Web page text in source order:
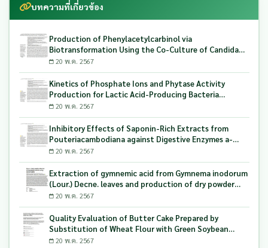
บทความที่เกี่ยวข้อง
Production of Phenylacetylcarbinol via
Biotransformation Using the Co-Culture of Candida
tropicalis TISTR 5306 and Saccharomyces cerevisiae
TISTR 5606 as the Biocatalyst
20 พ.ค. 2567
Kinetics of Phosphate Ions and Phytase Activity
Production for Lactic Acid-Producing Bacteria
Utilizing Milling and Whitening Stages Rice Bran as
Biopolymer Substrates
20 พ.ค. 2567
Inhibitory Effects of Saponin-Rich Extracts from
Pouteriacambodiana against Digestive Enzymes a-
Glucosidase and Pancreatic Lipase
20 พ.ค. 2567
Extraction of gymnemic acid from Gymnema inodorum
(Lour.) Decne. leaves and production of dry powder
extract using maltodextrin
20 พ.ค. 2567
Quality Evaluation of Butter Cake Prepared by
Substitution of Wheat Flour with Green Soybean
(Glycine Max L.) Okara
20 พ.ค. 2567